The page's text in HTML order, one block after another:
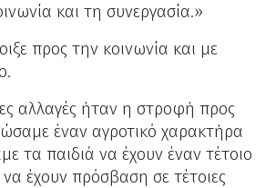
και τη συνεργασία.»
προς την κοινωνία και με
αλλαγές ήταν η στροφή προς
έναν αγροτικό χαρακτήρα
τα παιδιά να έχουν έναν τέτοιο
έχουν πρόσβαση σε τέτοιες